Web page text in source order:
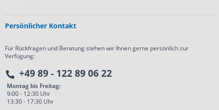
Persönlicher Kontakt
Für Rückfragen und Beratung stehen wir Ihnen gerne persönlich zur
Verfügung:
+49 89 - 122 89 06 22
Montag bis Freitag:
9:00 - 12:30 Uhr
13:30 - 17:30 Uhr